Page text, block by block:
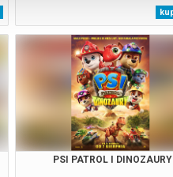
PSI PATROL I DINOZAURY